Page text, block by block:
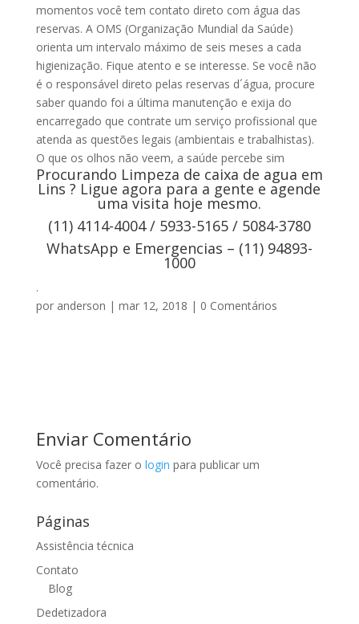
momentos você tem contato direto com água das
reservas. A OMS (Organização Mundial da Saúde)
orienta um intervalo máximo de seis meses a cada
higienização. Fique atento e se interesse. Se você não
é o responsável direto pelas reservas d´água, procure
saber quando foi a última manutenção e exija do
encarregado que contrate um serviço profissional que
atenda as questões legais (ambientais e trabalhistas).
O que os olhos não veem, a saúde percebe sim
Procurando Limpeza de caixa de agua em
Lins ? Ligue agora para a gente e agende
uma visita hoje mesmo.
(11) 4114-4004 / 5933-5165 / 5084-3780
WhatsApp e Emergencias – (11) 94893-
1000
.
por anderson | mar 12, 2018 | 0 Comentários
Enviar Comentário
Você precisa fazer o login para publicar um
comentário.
Páginas
Assistência técnica
Contato
Blog
Dedetizadora